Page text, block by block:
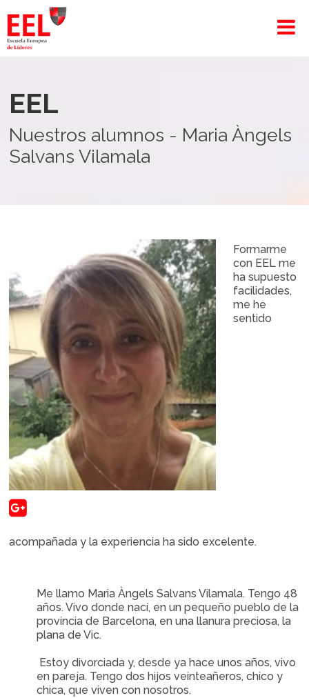
EEL
Nuestros alumnos - Maria Àngels
Salvans Vilamala
Formarme
con EEL me
ha supuesto
facilidades,
me he
sentido
acompañada y la experiencia ha sido excelente.
Me llamo Maria Àngels Salvans Vilamala. Tengo 48
años. Vivo donde nací, en un pequeño pueblo de la
provincia de Barcelona, en una llanura preciosa, la
plana de Vic.
Estoy divorciada y, desde ya hace unos años, vivo
en pareja. Tengo dos hijos veinteañeros, chico y
chica, que viven con nosotros.